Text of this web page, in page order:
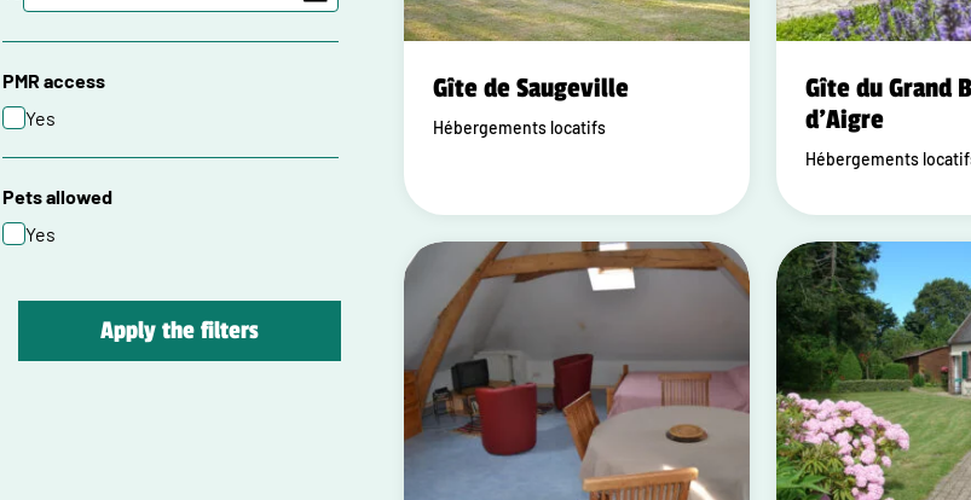
PMR access
Yes
Pets allowed
Yes
Apply the filters
Gîte de Saugeville
Hébergements locatifs
Gîte du Grand
d'Aigre
Hébergements